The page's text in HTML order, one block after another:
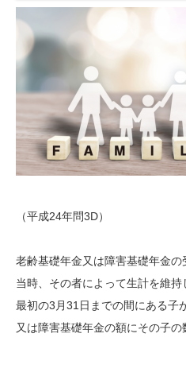
（平成24年問3D）
老齢基礎年金又は障害基礎年金
当時、その者によって生計を維
最初の3月31日までの間にある子
又は障害基礎年金の額にその子の